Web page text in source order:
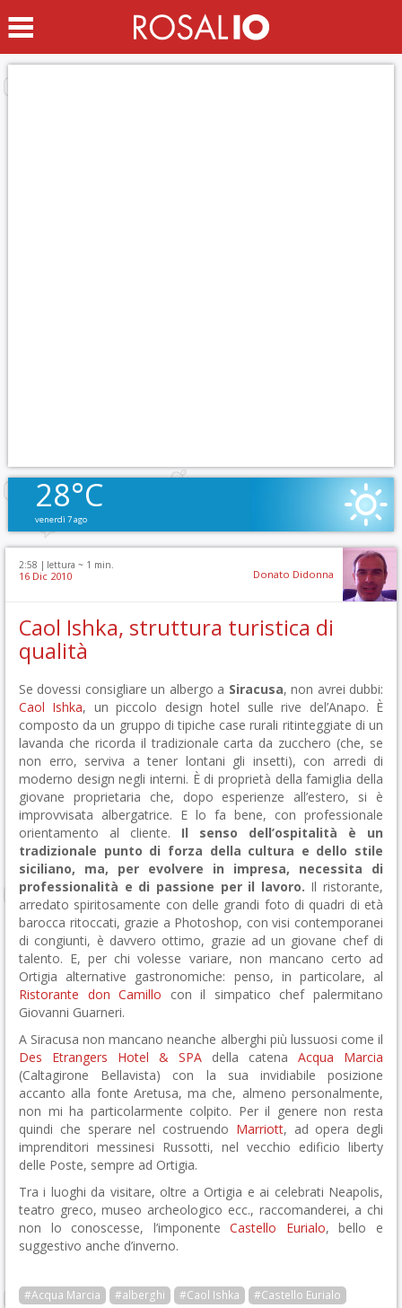
28°C
venerdì 7 ago
2:58 | lettura ~ 1 min.
16 Dic 2010 Donato Didonna
Caol Ishka, struttura turistica di
qualità
Se dovessi consigliare un albergo a Siracusa, non avrei dubbi:
Caol Ishka, un piccolo design hotel sulle rive del’Anapo. È
composto da un gruppo di tipiche case rurali ritinteggiate di un
lavanda che ricorda il tradizionale carta da zucchero (che, se
non erro, serviva a tener lontani gli insetti), con arredi di
moderno design negli interni. È di proprietà della famiglia della
giovane proprietaria che, dopo esperienze all’estero, si è
improvvisata albergatrice. E lo fa bene, con professionale
orientamento al cliente. Il senso dell’ospitalità è un
tradizionale punto di forza della cultura e dello stile
siciliano, ma, per evolvere in impresa, necessita di
professionalità e di passione per il lavoro. Il ristorante,
arredato spiritosamente con delle grandi foto di quadri di età
barocca ritoccati, grazie a Photoshop, con visi contemporanei
di congiunti, è davvero ottimo, grazie ad un giovane chef di
talento. E, per chi volesse variare, non mancano certo ad
Ortigia alternative gastronomiche: penso, in particolare, al
Ristorante don Camillo con il simpatico chef palermitano
Giovanni Guarneri.
A Siracusa non mancano neanche alberghi più lussuosi come il
Des Etrangers Hotel & SPA della catena Acqua Marcia
(Caltagirone Bellavista) con la sua invidiabile posizione
accanto alla fonte Aretusa, ma che, almeno personalmente,
non mi ha particolarmente colpito. Per il genere non resta
quindi che sperare nel costruendo Marriott, ad opera degli
imprenditori messinesi Russotti, nel vecchio edificio liberty
delle Poste, sempre ad Ortigia.
Tra i luoghi da visitare, oltre a Ortigia e ai celebrati Neapolis,
teatro greco, museo archeologico ecc., raccomanderei, a chi
non lo conoscesse, l’imponenteCastello Eurialo, bello e
suggestivo anche d’inverno.
#Acqua Marcia #alberghi #Caol Ishka
#Castello Eurialo